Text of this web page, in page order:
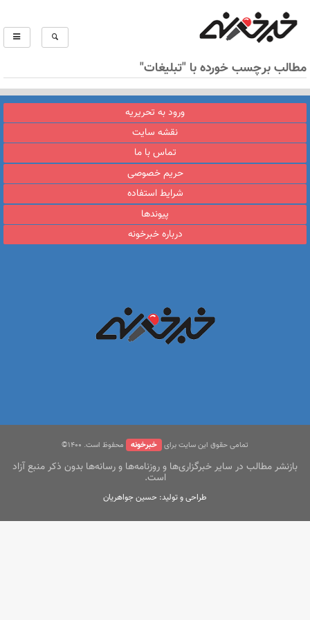
مطالب برچسب خورده با "تبلیغات"
ورود به تحریریه
نقشه سایت
تماس با ما
حریم خصوصی
شرایط استفاده
پیوندها
درباره خبرخونه
تمامی حقوق این سایت برای خبرخونه محفوظ است. ۱400©
بازنشر مطالب در سایر خبرگزاری‌ها و روزنامه‌ها و رسانه‌ها بدون ذکر منبع آزاد
است.
طراحی و تولید: حسین جواهریان